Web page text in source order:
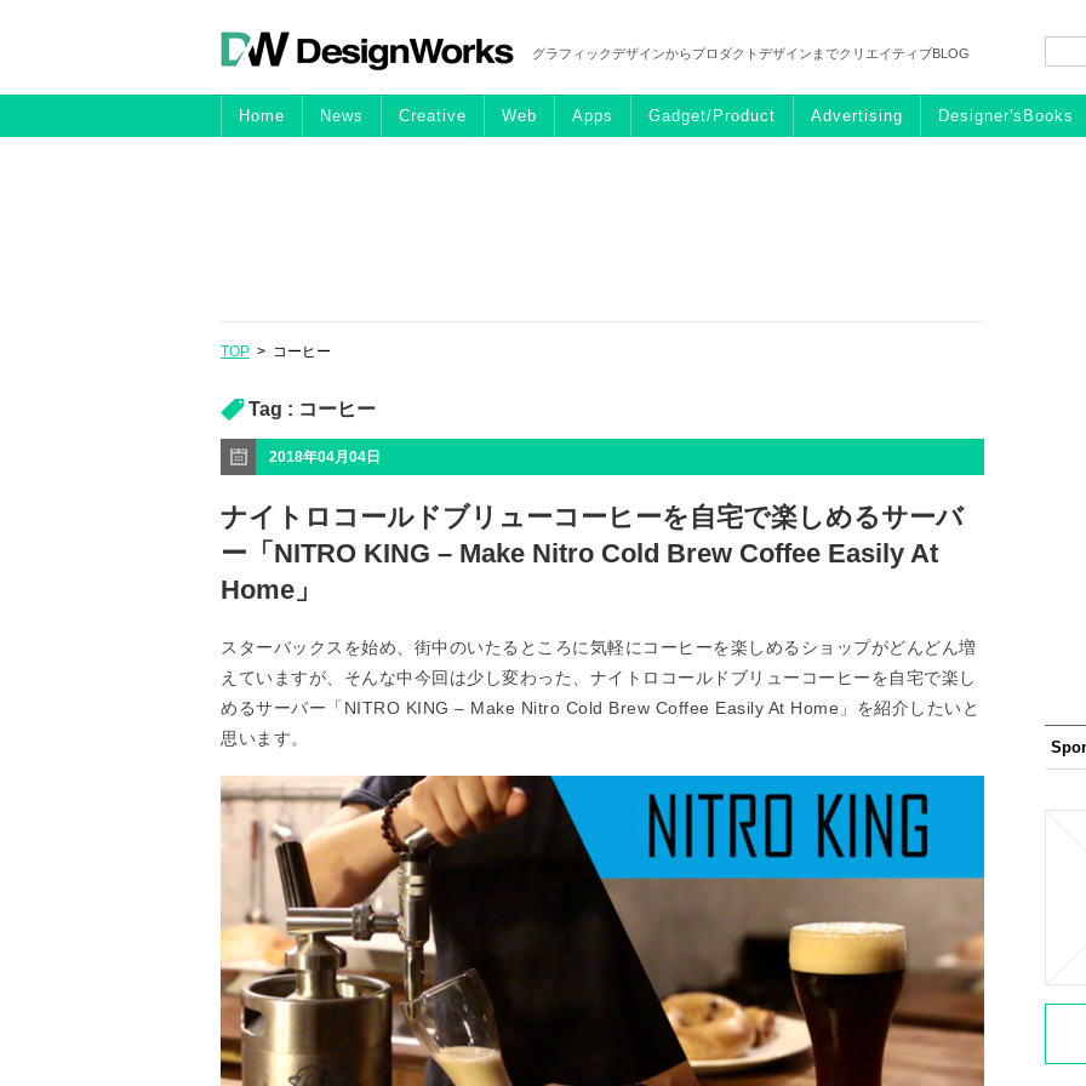
グラフィックデザインからプロダクトデザインまでクリエイティブBLOG
Home News Creative Web Apps Gadget/Product Advertising Designer'sBooks
TOP > コーヒー
Tag : コーヒー
2018年04月04日
ナイトロコールドブリューコーヒーを自宅で楽しめるサーバ
ー「NITRO KING – Make Nitro Cold Brew Coffee Easily At
Home」
スターバックスを始め、街中のいたるところに気軽にコーヒーを楽しめるショップがどんどん増
えていますが、そんな中今回は少し変わった、ナイトロコールドブリューコーヒーを自宅で楽し
めるサーバー「NITRO KING – Make Nitro Cold Brew Coffee Easily At Home」を紹介したいと
思います。